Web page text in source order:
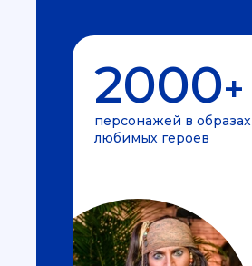
2000+
персонажей в образах
любимых героев